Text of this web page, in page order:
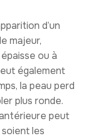
d’un
majeur,
ou à
également
la peau perd
plus ronde.
peut
les